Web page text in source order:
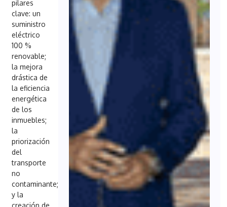
pilares
clave: un
suministro
eléctrico
100 %
renovable;
la mejora
drástica de
la eficiencia
energética
de los
inmuebles;
la
priorización
del
transporte
no
contaminante;
y la